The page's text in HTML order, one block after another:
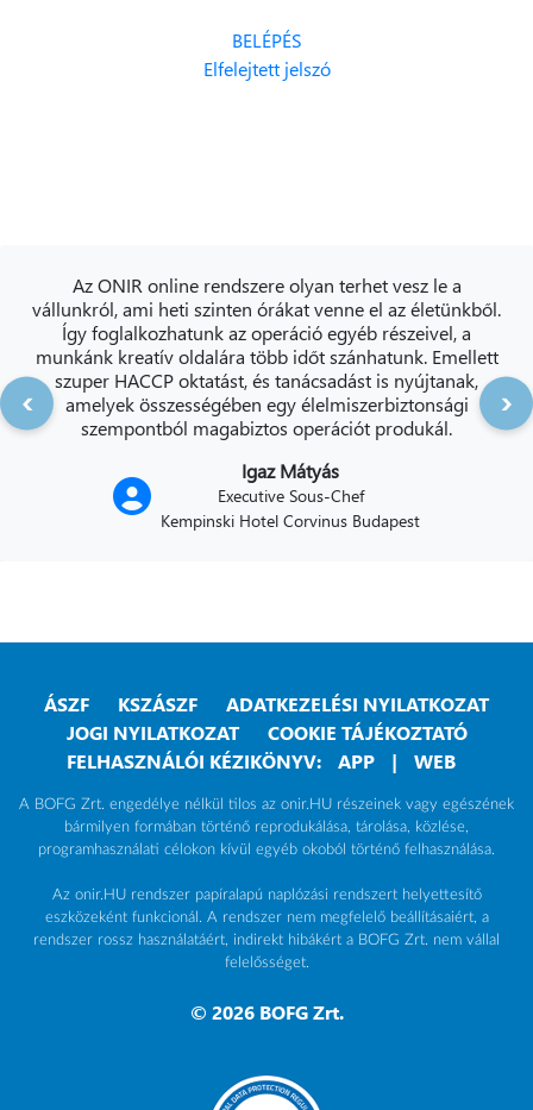
BELÉPÉS
Elfelejtett jelszó
Az ONIR online rendszere olyan terhet vesz le a
vállunkról, ami heti szinten órákat venne el az életünkből.
Így foglalkozhatunk az operáció egyéb részeivel, a
munkánk kreatív oldalára több időt szánhatunk. Emellett
szuper HACCP oktatást, és tanácsadást is nyújtanak,
amelyek összességében egy élelmiszerbiztonsági
szempontból magabiztos operációt produkál.
Igaz Mátyás
Executive Sous-Chef
Kempinski Hotel Corvinus Budapest
‹ ›
ÁSZF KSZÁSZF
ADATKEZELÉSI NYILATKOZAT
JOGI NYILATKOZAT
COOKIE TÁJÉKOZTATÓ
FELHASZNÁLÓI KÉZIKÖNYV:
APP | WEB
A BOFG Zrt. engedélye nélkül tilos az onir.HU részeinek vagy egészének
bármilyen formában történő reprodukálása, tárolása, közlése,
programhasználati célokon kívül egyéb okoból történő felhasználása.
Az onir.HU rendszer papíralapú naplózási rendszert helyettesítő
eszközeként funkcionál. A rendszer nem megfelelő beállításaiért, a
rendszer rossz használatáért, indirekt hibákért a BOFG Zrt. nem vállal
felelősséget.
© 2026 BOFG Zrt.